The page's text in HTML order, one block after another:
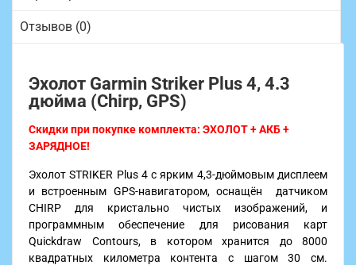
Отзывов (0)
Эхолот Garmin Striker Plus 4, 4.3
дюйма (Chirp, GPS)
Скидки при покупке комплекта: ЭХОЛОТ + АКБ +
ЗАРЯДНОЕ!
Эхолот STRIKER Plus 4 с ярким 4,3-дюймовым дисплеем
и встроенным GPS-навигатором, оснащён датчиком
CHIRP для кристально чистых изображений, и
программным обеспечение для рисования карт
Quickdraw Contours, в котором хранится до 8000
квадратных километра контента с шагом 30 см.